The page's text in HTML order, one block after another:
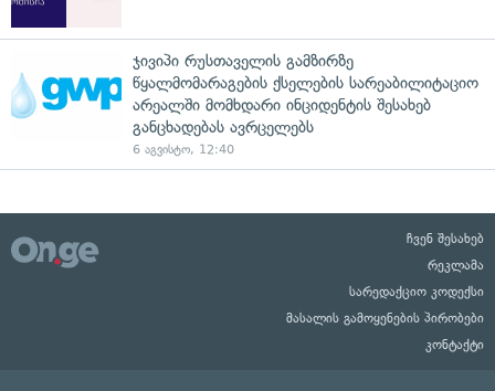
ჯივიპი რუსთაველის გამზირზე
წყალმომარაგების ქსელების სარეაბილიტაციო
არეალში მომხდარი ინციდენტის შესახებ
განცხადებას ავრცელებს
6 აგვისტო, 12:40
ჩვენ შესახებ
რეკლამა
სარედაქციო კოდექსი
მასალის გამოყენების პირობები
კონტაქტი